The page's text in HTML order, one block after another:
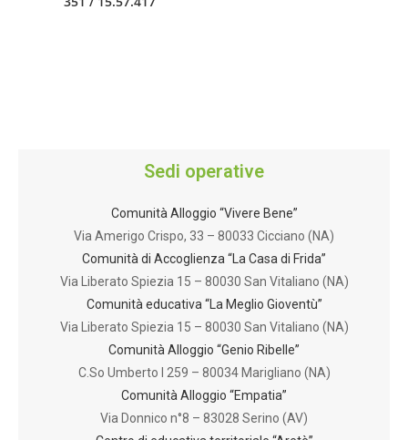
Sedi operative
Comunità Alloggio “Vivere Bene”
Via Amerigo Crispo, 33 – 80033 Cicciano (NA)
Comunità di Accoglienza “La Casa di Frida”
Via Liberato Spiezia 15 – 80030 San Vitaliano (NA)
Comunità educativa “La Meglio Gioventù”
Via Liberato Spiezia 15 – 80030 San Vitaliano (NA)
Comunità Alloggio “Genio Ribelle”
C.So Umberto I 259 – 80034 Marigliano (NA)
Comunità Alloggio “Empatia”
Via Donnico n°8 – 83028 Serino (AV)